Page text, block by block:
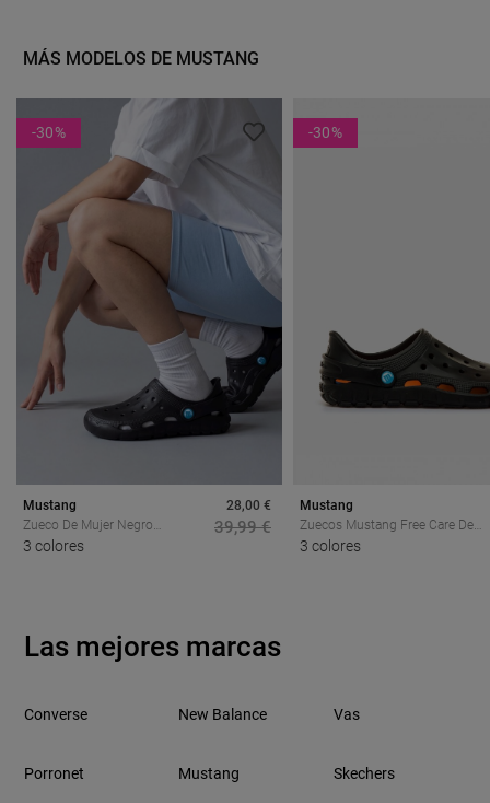
MÁS MODELOS DE MUSTANG
-30%
Mustang
Zueco De Mujer Negro
Mustang 85009
3 colores
28,00 €
39,99 €
-30%
Mustang
Zuecos Mustang Free Care De
Hombre Negros Barefoot Con
3 colores
Las mejores marcas
Converse New Balance Vas
Porronet Mustang Skechers